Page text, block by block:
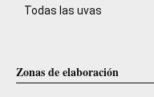
Todas las uvas
Zonas de elaboración